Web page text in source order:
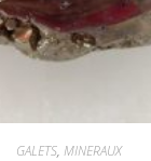
GALETS, MINERAUX